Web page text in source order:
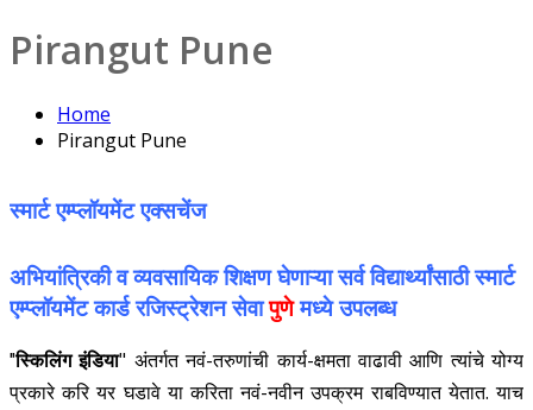
Pirangut Pune
Home
Pirangut Pune
स्मार्ट एम्प्लॉयमेंट एक्सचेंज
अभियांत्रिकी व व्यवसायिक शिक्षण घेणाऱ्या सर्व विद्यार्थ्यांसाठीस्मार्ट
एम्प्लॉयमेंट कार्ड रजिस्ट्रेशन सेवापुणेमध्ये उपलब्ध
"स्किलिंग इंडिया" अंतर्गत नवं-तरुणांची कार्य-क्षमता वाढावी आणि त्यांचे योग्य
प्रकारे करि यर घडावे या करिता नवं-नवीन उपक्रम राबविण्यात येतात. याच